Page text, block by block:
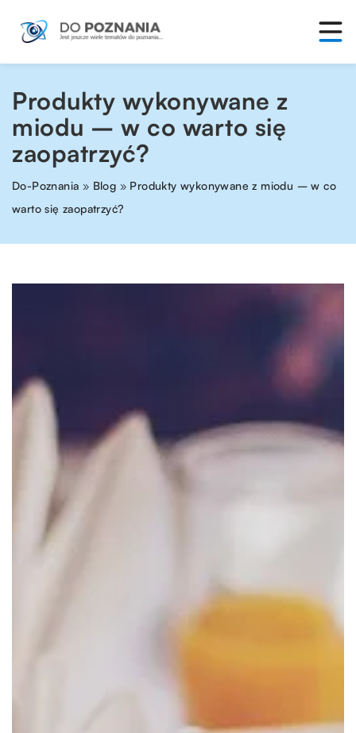
Produkty wykonywane z
miodu – w co warto się
zaopatrzyć?
Do-Poznania » Blog » Produkty wykonywane z miodu – w co
warto się zaopatrzyć?